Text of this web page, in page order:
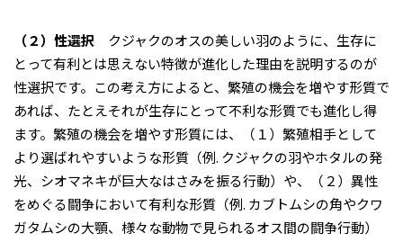
（２）性選択
クジャクのオスの美しい羽のように、生存に
とって有利とは思えない特徴が進化した理由を説明するのが
性選択です。この考え方によると、繁殖の機会を増やす形質で
あれば、たとえそれが生存にとって不利な形質でも進化し得
ます。繁殖の機会を増やす形質には、（１）繁殖相手として
より選ばれやすいような形質（例. クジャクの羽やホタルの発
光、シオマネキが巨大なはさみを振る行動）や、（２）異性
をめぐる闘争において有利な形質（例. カブトムシの角やクワ
ガタムシの大顎、様々な動物で見られるオス間の闘争行動）